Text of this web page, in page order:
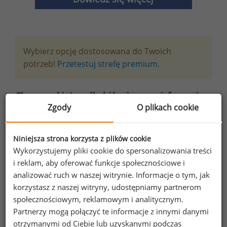
Wybierz opcję dostosowana do Twoich
potrzeb! Przetestuj strefę premium.
Chcesz na bieżąco śledzić najnowsze informacje o
wynagrodzeniach?
Zapisz się do newslettera!
Wyrażam zgodę na przetwarzanie moich
danych osobowych zawartych w
formularzu przez Sedlak Sedlak sp. z o.o.
sp. k. w celu otrzymywania bezpłatnego
Zgody O plikach cookie
Niniejsza strona korzysta z plików cookie
Wykorzystujemy pliki cookie do spersonalizowania treści
i reklam, aby oferować funkcje społecznościowe i
analizować ruch w naszej witrynie. Informacje o tym, jak
korzystasz z naszej witryny, udostępniamy partnerom
społecznościowym, reklamowym i analitycznym.
Partnerzy mogą połączyć te informacje z innymi danymi
otrzymanymi od Ciebie lub uzyskanymi podczas